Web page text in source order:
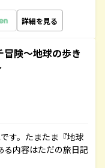
詳細を見る
険～地球の歩き
す。たまたま『地球
る内容はただの旅日記